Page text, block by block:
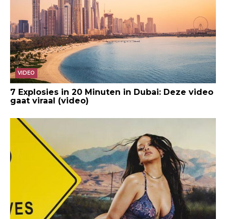
VIDEO
7 Explosies in 20 Minuten in Dubai: Deze video
gaat viraal (video)